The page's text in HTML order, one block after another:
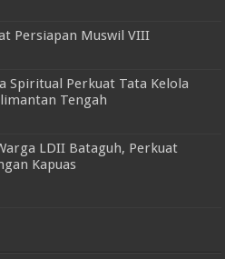
Persiapan Muswil VIII
Spiritual Perkuat Tata Kelola
Tengah
LDII Bataguh, Perkuat
Kapuas